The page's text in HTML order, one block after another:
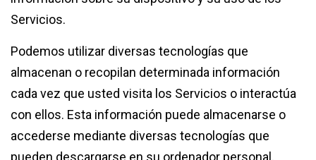
Servicios.
Podemos utilizar diversas tecnologías que
almacenan o recopilan determinada información
cada vez que usted visita los Servicios o interactúa
con ellos. Esta información puede almacenarse o
accederse mediante diversas tecnologías que
pueden descargarse en su ordenador personal,